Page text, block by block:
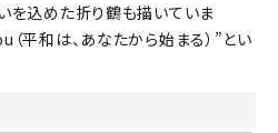
を込めた折り鶴も描いていま
平和は、あなたから始まる）”とい